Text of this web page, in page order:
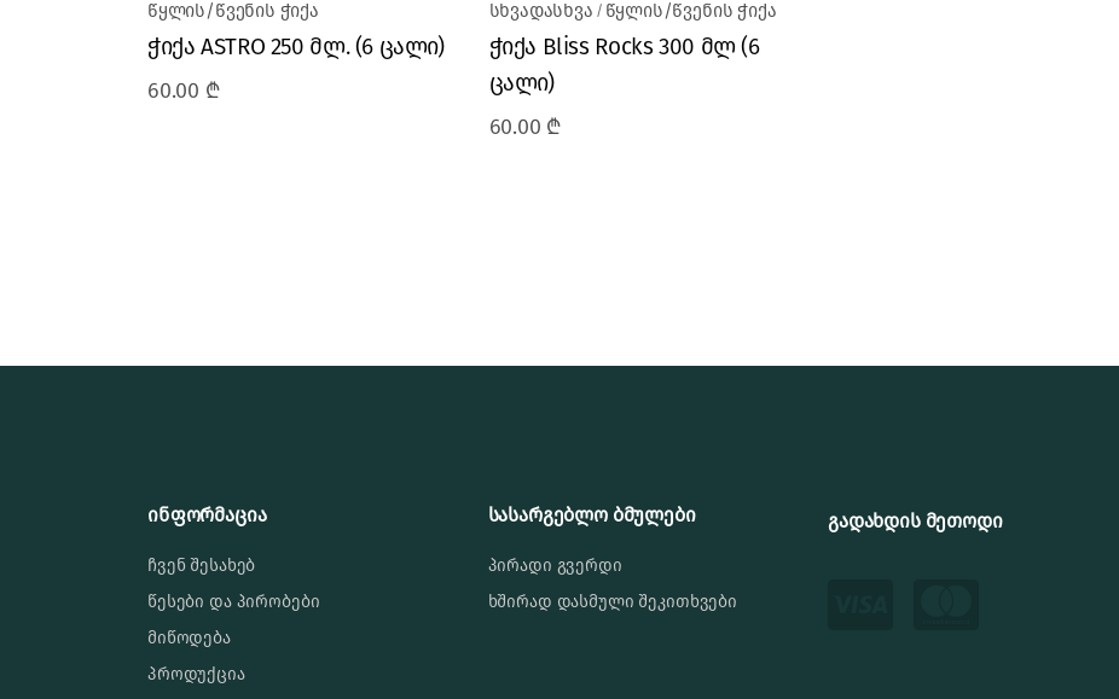
წყლის/წვენის ჭიქა
ჭიქა ASTRO 250 მლ. (6 ცალი)
60.00 ₾
სხვადასხვა
წყლის/წვენის ჭიქა
ჭიქა Bliss Rocks 300 მლ (6
ცალი)
60.00 ₾
ინფორმაცია
ჩვენ შესახებ
წესები და პირობები
მიწოდება
პროდუქცია
სასარგებლო ბმულები
პირადი გვერდი
ხშირად დასმული შეკითხვები
გადახდის მეთოდი